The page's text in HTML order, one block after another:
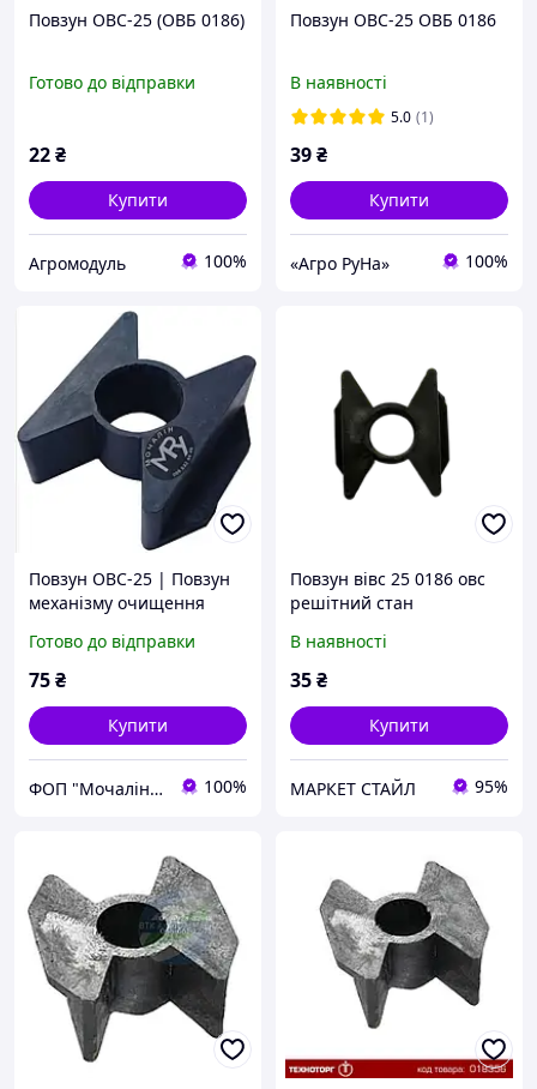
Повзун ОВС-25 (ОВБ 0186)
Готово до відправки
22₴
Купити
Агромодуль 100%
Повзун ОВС-25 ОВБ 0186
В наявності
5.0 (1)
39₴
Купити
«Агро РуНа» 100%
Повзун ОВС-25 | Повзун
механізму очищення
Готово до відправки
75₴
Купити
ФОП "Мочалін Р.Ю." 100%
Повзун вівс 25 0186 овс
решітний стан
В наявності
35₴
Купити
МАРКЕТ СТАЙЛ 95%